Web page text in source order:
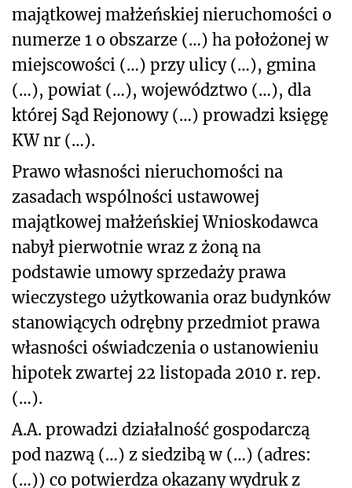
majątkowej małżeńskiej nieruchomości o
numerze 1 o obszarze (…) ha położonej w
miejscowości (…) przy ulicy (…), gmina
(…), powiat (…), województwo (…), dla
której Sąd Rejonowy (…) prowadzi księgę
KW nr (…).
Prawo własności nieruchomości na
zasadach wspólności ustawowej
majątkowej małżeńskiej Wnioskodawca
nabył pierwotnie wraz z żoną na
podstawie umowy sprzedaży prawa
wieczystego użytkowania oraz budynków
stanowiących odrębny przedmiot prawa
własności oświadczenia o ustanowieniu
hipotek zwartej 22 listopada 2010 r. rep.
(…).
A.A. prowadzi działalność gospodarczą
pod nazwą (…) z siedzibą w (…) (adres:
(…)) co potwierdza okazany wydruk z